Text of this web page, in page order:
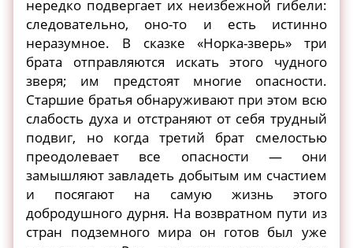
нередко подвергает их неизбежной гибели:
следовательно, оно-то и есть истинно
неразумное. В сказке «Норка-зверь» три
брата отправляются искать этого чудного
зверя; им предстоят многие опасности.
Старшие братья обнаруживают при этом всю
слабость духа и отстраняют от себя трудный
подвиг, но когда третий брат смелостью
преодолевает все опасности — они
замышляют завладеть добытым им счастием
и посягают на самую жизнь этого
добродушного дурня. На возвратном пути из
стран подземного мира он готов был уже